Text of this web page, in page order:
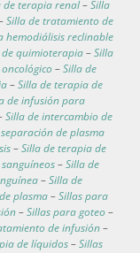
de terapia renal–Silla
Silla de tratamiento de
hemodiálisis reclinable
de quimioterapia–Silla
–Silla de
–Silla de terapia de
de infusión para
Silla de intercambio de
de plasma
–Silla de terapia de
–Silla de
–Silla de
plasma–Sillas para
–Sillas para goteo –
de infusión–
de líquidos–Sillas